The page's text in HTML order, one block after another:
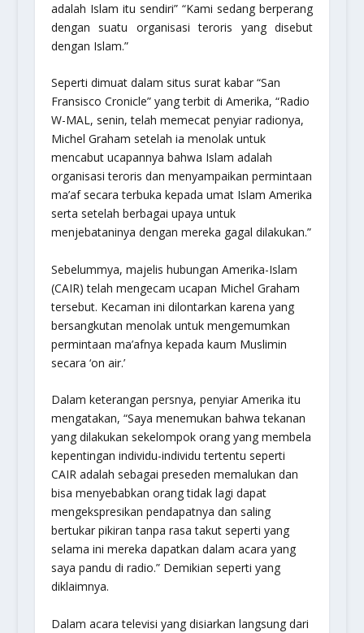
adalah Islam itu sendiri” “Kami sedang berperang
dengan suatu organisasi teroris yang disebut
dengan Islam.”
Seperti dimuat dalam situs surat kabar “San
Fransisco Cronicle” yang terbit di Amerika, “Radio
W-MAL, senin, telah memecat penyiar radionya,
Michel Graham setelah ia menolak untuk
mencabut ucapannya bahwa Islam adalah
organisasi teroris dan menyampaikan permintaan
ma’af secara terbuka kepada umat Islam Amerika
serta setelah berbagai upaya untuk
menjebataninya dengan mereka gagal dilakukan.”
Sebelummya, majelis hubungan Amerika-Islam
(CAIR) telah mengecam ucapan Michel Graham
tersebut. Kecaman ini dilontarkan karena yang
bersangkutan menolak untuk mengemumkan
permintaan ma’afnya kepada kaum Muslimin
secara ‘on air.’
Dalam keterangan persnya, penyiar Amerika itu
mengatakan, “Saya menemukan bahwa tekanan
yang dilakukan sekelompok orang yang membela
kepentingan individu-individu tertentu seperti
CAIR adalah sebagai preseden memalukan dan
bisa menyebabkan orang tidak lagi dapat
mengekspresikan pendapatnya dan saling
bertukar pikiran tanpa rasa takut seperti yang
selama ini mereka dapatkan dalam acara yang
saya pandu di radio.” Demikian seperti yang
diklaimnya.
Dalam acara televisi yang disiarkan langsung dari